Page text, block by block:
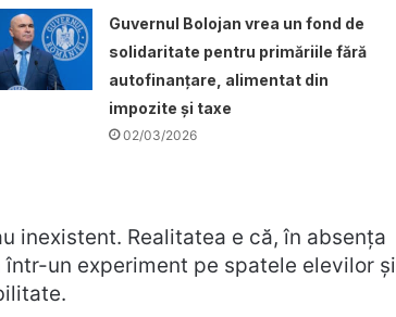
Guvernul Bolojan vrea un fond de
solidaritate pentru primăriile fără
autofinanțare, alimentat din
impozite și taxe
02/03/2026
inexistent. Realitatea e că, în absența
un experiment pe spatele elevilor și